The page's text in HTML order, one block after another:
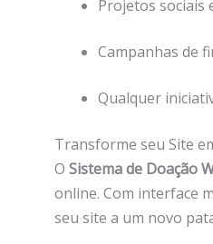
Projetos sociais
Campanhas de
Qualquer
Transforme seu Site
O Sistema de Doação
online. Com interface
seu site a um novo